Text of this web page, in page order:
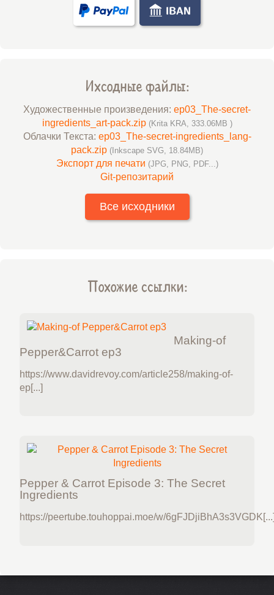
Ихсодные файлы:
Художественные произведения: ep03_The-secret-
ingredients_art-pack.zip (Krita KRA, 333.06MB )
Облачки Текста: ep03_The-secret-ingredients_lang-
pack.zip (Inkscape SVG, 18.84MB)
Экспорт для печати (JPG, PNG, PDF...)
Git-репозитарий
Все исходники
Похожие ссылки:
Making-of
Pepper&Carrot ep3
https://www.davidrevoy.com/article258/making-of-
ep[...]
Pepper & Carrot Episode 3: The Secret
Ingredients
https://peertube.touhoppai.moe/w/